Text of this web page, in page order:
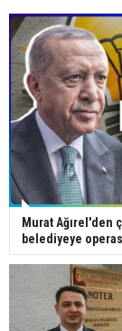
Murat Ağırel'den
belediyeye